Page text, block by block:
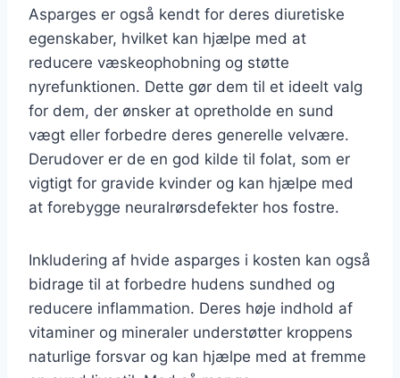
Asparges er også kendt for deres diuretiske
egenskaber, hvilket kan hjælpe med at
reducere væskeophobning og støtte
nyrefunktionen. Dette gør dem til et ideelt valg
for dem, der ønsker at opretholde en sund
vægt eller forbedre deres generelle velvære.
Derudover er de en god kilde til folat, som er
vigtigt for gravide kvinder og kan hjælpe med
at forebygge neuralrørsdefekter hos fostre.
Inkludering af hvide asparges i kosten kan også
bidrage til at forbedre hudens sundhed og
reducere inflammation. Deres høje indhold af
vitaminer og mineraler understøtter kroppens
naturlige forsvar og kan hjælpe med at fremme